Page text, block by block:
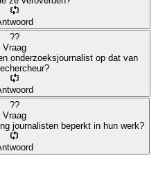
??
Vraag
onderzoeksjournalist op dat van
??
Vraag
journalisten beperkt in hun werk?